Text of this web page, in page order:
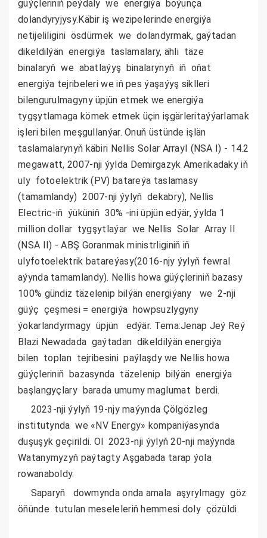
güýçleriniň peýdaly we energiýa boýunça
dolandyryjysy.Käbir iş wezipelerinde energiýa
netijeliligini ösdürmek we dolandyrmak, gaýtadan
dikeldilýän energiýa taslamalary, ähli täze
binalaryň we abatlaýyş binalarynyň iň oňat
energiýa tejribeleri we iň pes ýaşaýyş siklleri
bilengurulmagyny üpjün etmek we energiýa
tygşytlamaga kömek etmek üçin işgärleritaýýarlamak
işleri bilen meşgullanýar. Onuň üstünde işlän
taslamalarynyň käbiri Nellis Solar ArrayI (NSA I) - 14.2
megawatt, 2007-nji ýylda Demirgazyk Amerikadaky iň
uly fotoelektrik (PV) batareýa taslamasy
(tamamlandy) 2007-nji ýylyň dekabry), Nellis
Electric-iň ýüküniň 30% -ini üpjün edýär, ýylda 1
million dollar tygşytlaýar we Nellis Solar Array II
(NSA II) - ABŞ Goranmak ministrliginiň iň
ulyfotoelektrik batareýasy(2016-njy ýylyň fewral
aýynda tamamlandy). Nellis howa güýçleriniň bazasy
100% gündiz täzelenip bilýän energiýany we 2-nji
güýç çeşmesi = energiýa howpsuzlygyny
ýokarlandyrmagy üpjün edýär. Tema:Jenap Jeý Reý
Blazi Newadada gaýtadan dikeldilýän energiýa
bilen toplan tejribesini paýlaşdy we Nellis howa
güýçleriniň bazasynda täzelenip bilýän energiýa
başlangyçlary barada umumy maglumat berdi.
2023-nji ýylyň 19-njy maýynda Çölgözleg
institutynda we «NV Energy» kompaniýasynda
duşuşyk geçirildi. Ol 2023-nji ýylyň 20-nji maýynda
Watanymyzyň paýtagty Aşgabada tarap ýola
rowanaboldy.
Saparyň dowmynda onda amala aşyrylmagy göz
öňünde tutulan meseleleriň hemmesi doly çözüldi.